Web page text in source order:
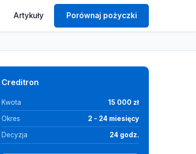
Artykuły Porównaj pożyczki
Creditron
Kwota 15 000 zł
Okres 2 - 24 miesięcy
Decyzja 24 godz.